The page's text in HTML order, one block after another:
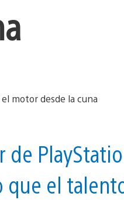
que el